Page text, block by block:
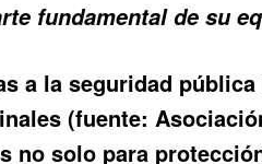
fundamental de su
a la seguridad
(fuente:
no solo para